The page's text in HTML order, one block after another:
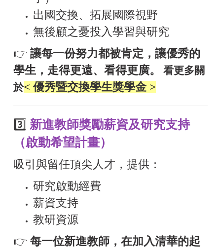
出國交換、拓展國際視野
無後顧之憂投入學習與研究
👉 讓每一份努力都被肯定，讓優秀的
學生，走得更遠、看得更廣。
看更多關
於< 優秀暨交換學生獎學金 >
3️⃣ 新進教師獎勵薪資及研究支持
（啟動希望計畫）
吸引與留任頂尖人才，提供：
研究啟動經費
薪資支持
教研資源
👉 每一位新進教師，在加入清華的起